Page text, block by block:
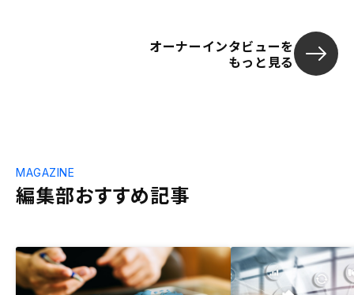
オーナーインタビューを
もっと見る
編集部おすすめ記事
MAGAZINE